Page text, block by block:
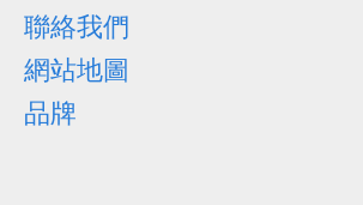
聯絡我們
網站地圖
品牌